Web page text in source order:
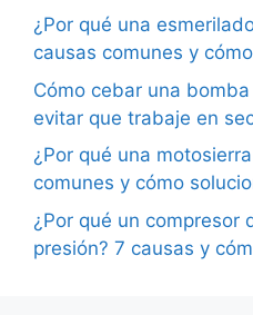
¿Por qué una
causas comunes y
Cómo cebar una
evitar que trabaje en
¿Por qué una
comunes y cómo
¿Por qué un compresor
presión? 7 causas y